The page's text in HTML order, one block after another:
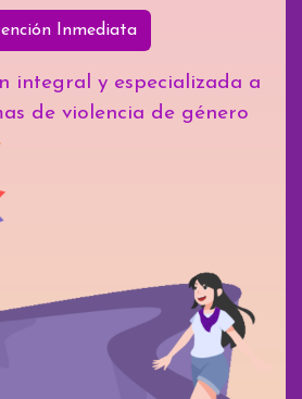
Inmediata
integral y especializada a
de violencia de género